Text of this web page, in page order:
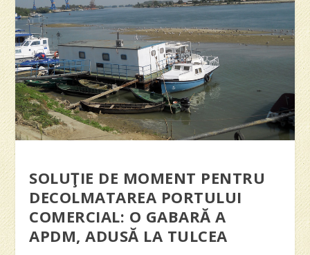
SOLUŢIE DE MOMENT PENTRU
DECOLMATAREA PORTULUI
COMERCIAL: O GABARĂ A
APDM, ADUSĂ LA TULCEA